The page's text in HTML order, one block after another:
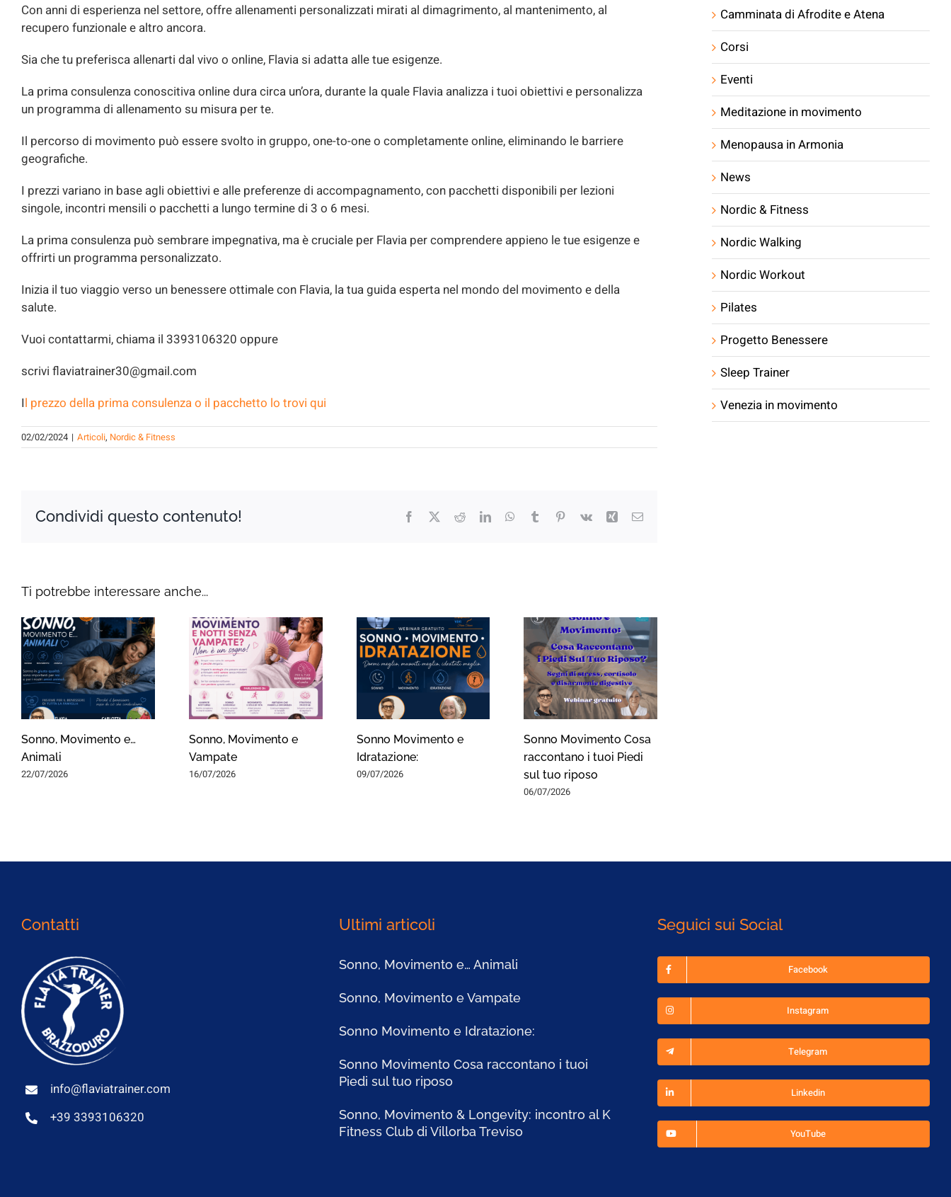
Con anni di esperienza nel settore, offre allenamenti personalizzati mirati al dimagrimento, al mantenimento, al
recupero funzionale e altro ancora.
Sia che tu preferisca allenarti dal vivo o online, Flavia si adatta alle tue esigenze.
La prima consulenza conoscitiva online dura circa un’ora, durante la quale Flavia analizza i tuoi obiettivi e personalizza
un programma di allenamento su misura per te.
Il percorso di movimento può essere svolto in gruppo, one-to-one o completamente online, eliminando le barriere
geografiche.
I prezzi variano in base agli obiettivi e alle preferenze di accompagnamento, con pacchetti disponibili per lezioni
singole, incontri mensili o pacchetti a lungo termine di 3 o 6 mesi.
La prima consulenza può sembrare impegnativa, ma è cruciale per Flavia per comprendere appieno le tue esigenze e
offrirti un programma personalizzato.
Inizia il tuo viaggio verso un benessere ottimale con Flavia, la tua guida esperta nel mondo del movimento e della
salute.
Vuoi contattarmi, chiama il 3393106320 oppure
scrivi flaviatrainer30@gmail.com
Il prezzo della prima consulenza o il pacchetto lo trovi qui
02/02/2024 | Articoli, Nordic & Fitness
Condividi questo contenuto! Facebook
X RedditLinkedInWhatsApp
TumblrPinterest
Vk Xing Email
Ti potrebbe interessare anche...
Sonno, Movimento e…
Animali
22/07/2026
Sonno, Movimento e
Vampate
16/07/2026
Sonno Movimento e
Idratazione:
09/07/2026
Sonno Movimento Cosa
raccontano i tuoi Piedi
sul tuo riposo
06/07/2026
Camminata di Afrodite e Atena
Corsi
Eventi
Meditazione in movimento
Menopausa in Armonia
News
Nordic & Fitness
Nordic Walking
Nordic Workout
Pilates
Progetto Benessere
Sleep Trainer
Venezia in movimento
Contatti
info@flaviatrainer.com
+39 3393106320
Ultimi articoli
Sonno, Movimento e… Animali
Sonno, Movimento e Vampate
Sonno Movimento e Idratazione:
Sonno Movimento Cosa raccontano i tuoi
Piedi sul tuo riposo
Sonno, Movimento & Longevity: incontro al K
Fitness Club di Villorba Treviso
Seguici sui Social
Facebook
Instagram
Telegram
Linkedin
YouTube